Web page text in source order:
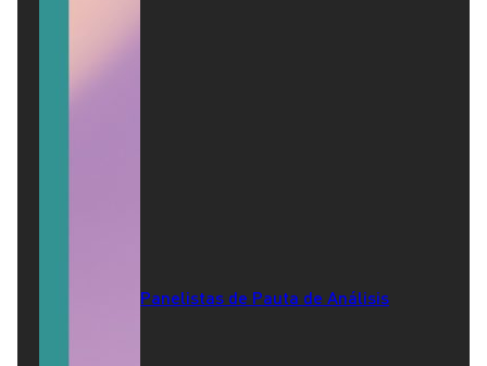
Panelistas de Pauta de Análisis